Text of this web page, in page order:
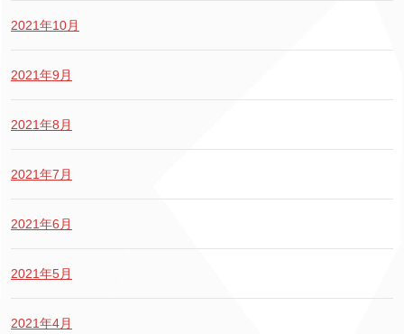
2021年10月
2021年9月
2021年8月
2021年7月
2021年6月
2021年5月
2021年4月